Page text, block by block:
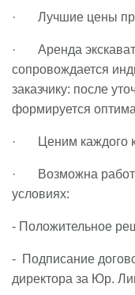
· Лучшие цены при
· Аренда
сопровождается
заказчику: после
формируется
· Ценим каждого
· Возможна
условиях:
- Положительное
- Подписание
директора за Юр.